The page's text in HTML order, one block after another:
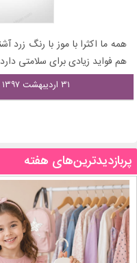
همه ما اکثرا با موز با رنگ زرد
هم فواید زیادی برای سلامتی
۳۱ اردیبهشت ۱۳۹۷ - ۱۱:۲۹
پربازدیدترین‌های هفته